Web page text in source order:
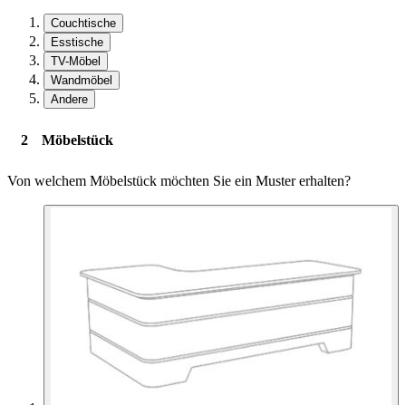
Couchtische
Esstische
TV-Möbel
Wandmöbel
Andere
Möbelstück
Von welchem ​​Möbelstück möchten Sie ein Muster erhalten?